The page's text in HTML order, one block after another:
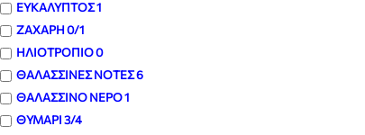
ΕΥΚΑΛΥΠΤΟΣ1
ΖΑΧΑΡΗ0/1
ΗΛΙΟΤΡΟΠΙΟ0
ΘΑΛΑΣΣΙΝΕΣ ΝΟΤΕΣ6
ΘΑΛΑΣΣΙΝΟ ΝΕΡΟ1
ΘΥΜΑΡΙ3/4